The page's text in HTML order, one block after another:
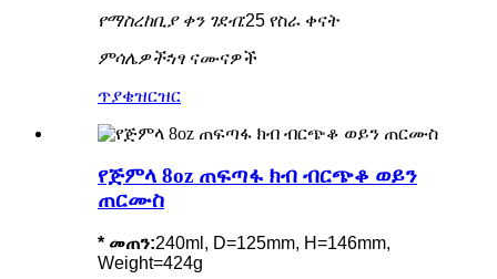
የማስረከቢያ ቀን ገደብ:25 የስራ ቀናት
ምሳሌዎች፡ነፃ ናሙናዎች
ጥያቄዝርዝር
የጅምላ 8oz ጠፍጣፋ ክብ ብርጭቆ ወይን
ጠርሙስ
* መጠን:240ml, D=125mm, H=146mm,
Weight=424g